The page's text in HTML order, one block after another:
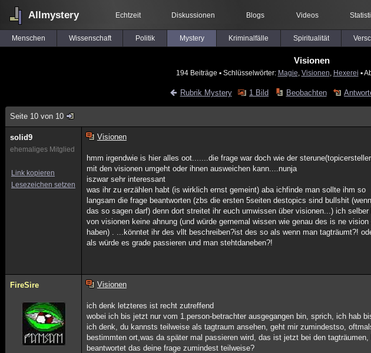
Allmystery Echtzeit Diskussionen Blogs Videos
Menschen Wissenschaft Politik Mystery Kriminalfälle Spiritualität
Visionen
194 Beiträge ▪ Schlüsselwörter: Magie Visionen Hexerei ▪
Rubrik Mystery 1 Bild Beobachten
Seite 10 von 10
solid9
ehemaliges Mitglied
Link kopieren
Lesezeichen setzen
Visionen
hmm irgendwie is hier alles oot.......die frage war doch wie der
mit den visionen umgeht oder ihnen ausweichen kann....nunja
iszwar sehr interessant
was ihr zu erzählen habt (is wirklich ernst gemeint) aba ichfinde man sollte ihm so
langsam die frage beantworten (zbs die ersten 5seiten destopics sind bullshit
das so sagen darf) denn dort streitet ihr euch umwissen über visionen...) ich selber
von visionen keine ahnung (und würde gernemal wissen wie genau des is ne vision
haben) . ...könntet ihr des vllt beschreiben?ist des so als wenn man tagträumt?!
als würde es grade passieren und man stehtdaneben?!
FireSire Visionen
ich denk letzteres ist recht zutreffend
wobei ich bis jetzt nur vom 1.person-betrachter ausgegangen bin, sprich, ich hab
ich denk, du kannsts teilweise als tagtraum ansehen, geht mir zumindestso,
bestimmten ort,was da später mal passieren wird, das ist jetzt bei den
beantwortet das deine frage zumindest teilweise?